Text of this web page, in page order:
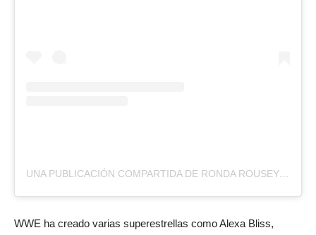
UNA PUBLICACIÓN COMPARTIDA DE RONDA ROUSEY (@RONDAROUSEY)
WWE ha creado varias superestrellas como Alexa Bliss,